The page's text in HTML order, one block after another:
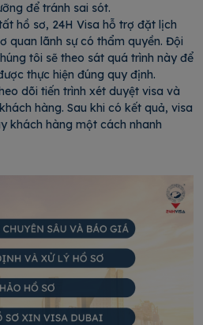
để tránh sai sót.
hồ sơ, 24H Visa hỗ trợ đặt lịch
quan lãnh sự có thẩm quyền. Đội
tôi sẽ theo sát quá trình này để
thực hiện đúng quy định.
dõi tiến trình xét duyệt visa và
hàng. Sau khi có kết quả, visa
khách hàng một cách nhanh